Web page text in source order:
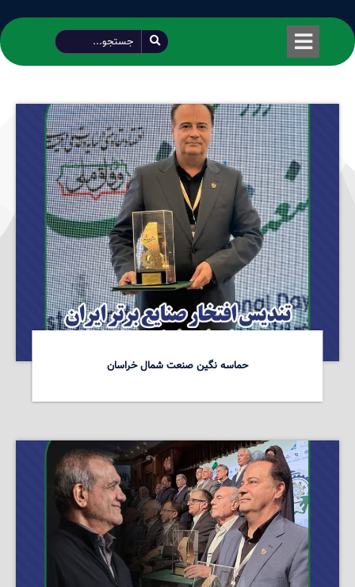
طراحی شده توسط محمود سیفی | 4215 887 0915
حماسه نگین صنعت شمال خراسان